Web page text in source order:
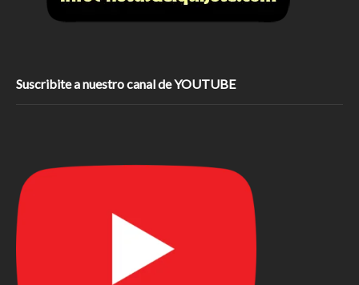
Suscribite a nuestro canal de YOUTUBE